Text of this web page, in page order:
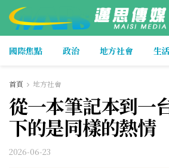
國際焦點 政治 地方社會 生
首頁 地方社會
從一本筆記本到一
下的是同樣的熱情
2026-06-23